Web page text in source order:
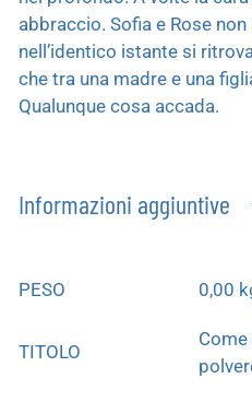
abbraccio. Sofia e Rose
nell’identico istante si
che tra una madre e una
Qualunque cosa accada.
Informazioni aggiuntive
PESO 0,00
TITOLO
Come